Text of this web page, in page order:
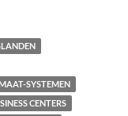
SYSTEMEN
CENTERS